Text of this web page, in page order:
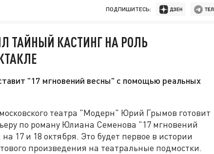
ПОДПИШИТЕСЬ:
ТАЙНЫЙ КАСТИНГ НА РОЛЬ
"17 мгновений весны" с помощью реальных
театра "Модерн" Юрий Грымов готовит
по роману Юлиана Семенова "17 мгновений
17 и 18 октября. Это будет первое в истории
произведения на театральные подмостки.